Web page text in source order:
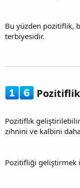
Bu yüzden pozitiflik,
terbiyesidir.
Pozitiflik
zihnini ve kalbini
Pozitifliği geliştirmek